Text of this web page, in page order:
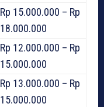
Rp 15.000.000 – Rp
18.000.000
Rp 12.000.000 – Rp
15.000.000
Rp 13.000.000 – Rp
15.000.000